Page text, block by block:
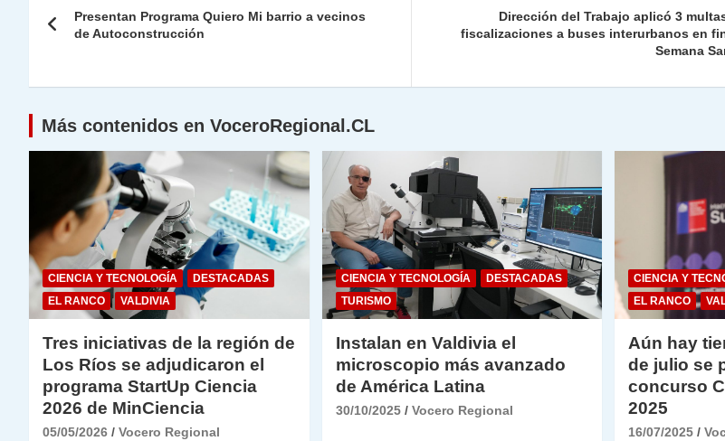
A
p
a
m
b
o
dI Li
tir
de
Presentan Programa Quiero Mi barrio a vecinos
de Autoconstrucción
Dirección del Trabajo aplicó 3
fiscalizaciones a buses interurbanos en
Semana
Más contenidos en VoceroRegional.CL
CIENCIA Y TECNOLOGÍA
DESTACADAS
EL RANCO
VALDIVIA
Tres iniciativas de la región de
Los Ríos se adjudicaron el
programa StartUp Ciencia
2026 de MinCiencia
05/05/2026 Vocero Regional
CIENCIA Y TECNOLOGÍA
DESTACADAS
TURISMO
Instalan en Valdivia el
microscopio más avanzado
de América Latina
30/10/2025 Vocero Regional
CIENCIA Y
EL RANCO
Aún hay
de julio se
concurso
2025
16/07/2025